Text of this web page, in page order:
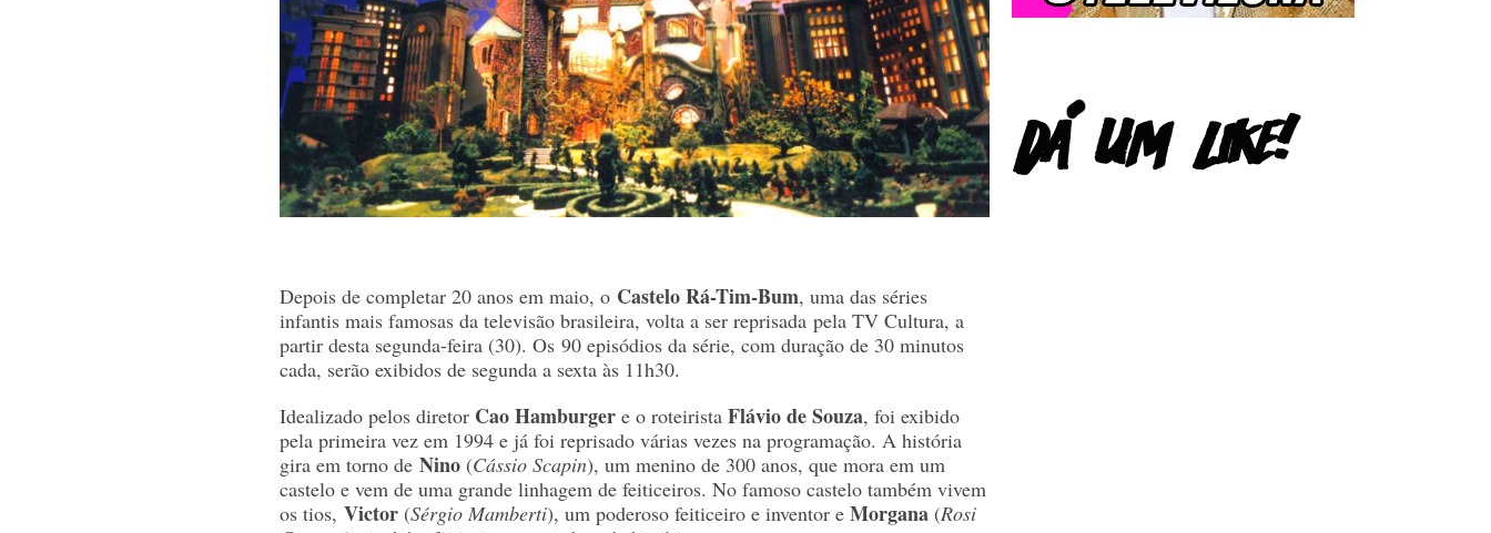
Depois de completar 20 anos em maio, o Castelo Rá-Tim-Bum, uma das séries
infantis mais famosas da televisão brasileira, volta a ser reprisada pela TV Cultura, a
partir desta segunda-feira (30). Os 90 episódios da série, com duração de 30 minutos
cada, serão exibidos de segunda a sexta às 11h30.
Idealizado pelos diretor Cao Hamburger e o roteirista Flávio de Souza, foi exibido
pela primeira vez em 1994 e já foi reprisado várias vezes na programação. A história
gira em torno de Nino (Cássio Scapin), um menino de 300 anos, que mora em um
castelo e vem de uma grande linhagem de feiticeiros. No famoso castelo também vivem
os tios, Victor (Sérgio Mamberti), um poderoso feiticeiro e inventor e Morgana (Rosi